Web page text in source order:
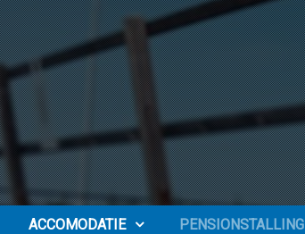
ACCOMODATIE PENSIONSTALLING